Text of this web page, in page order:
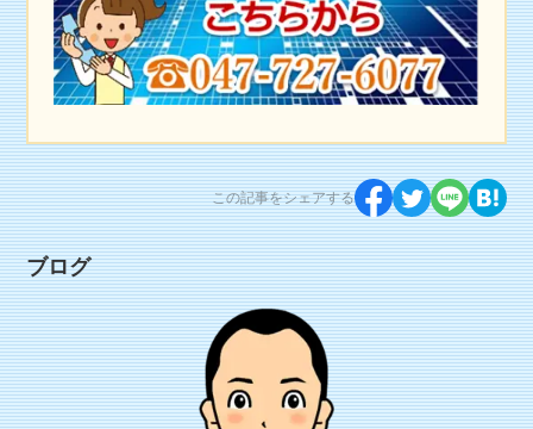
この記事をシェアする
ブログ